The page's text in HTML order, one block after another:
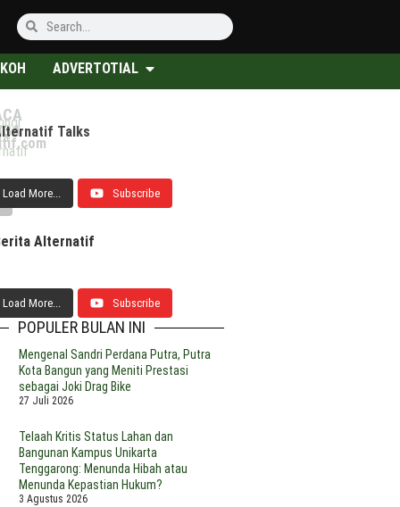
ADVERTOTIAL
Rapat
Peta
Jalan
Pertanian
Kukar
Pemerhati
Kebijakan
Daerah
Kukar
Tahun
Calon
Rektor
Unikarta
Ketua
Yayasan
Kutai
Kartanegara
Talks
Load More... Subscribe
Alternatif
Load More... Subscribe
POPULER BULAN INI
Mengenal Sandri Perdana Putra, Putra
Kota Bangun yang Meniti Prestasi
sebagai Joki Drag Bike
27 Juli 2026
Telaah Kritis Status Lahan dan
Bangunan Kampus Unikarta
Tenggarong: Menunda Hibah atau
Menunda Kepastian Hukum?
3 Agustus 2026